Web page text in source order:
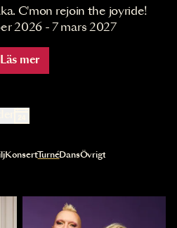
C'mon rejoin the joyride!
2026 - 7 mars 2027
Läs mer
automatiskt
KonsertTurnéDansÖvrigt